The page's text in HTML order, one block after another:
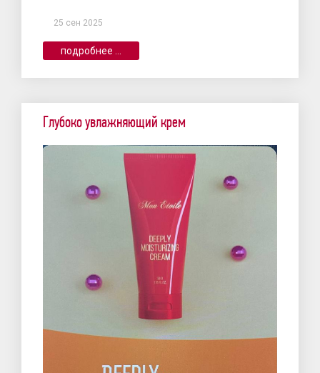
25 сен 2025
подробнее ...
Глубоко увлажняющий крем